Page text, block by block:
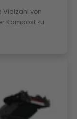
Vielzahl von
Kompost zu